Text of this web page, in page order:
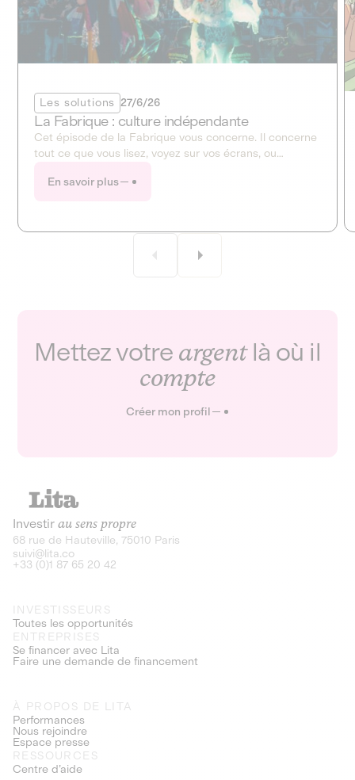
Les solutions 27/6/26
La Fabrique : culture indépendante
Cet épisode de la Fabrique vous concerne. Il concerne
tout ce que vous lisez, voyez sur vos écrans, ou
grand le dossier de la culture et des médias !
En savoir plus
Mettez votre argentlà où il
compte
Créer mon profil
Investir au sens propre
68 rue de Hauteville, 75010 Paris
suivi@lita.co
+33 (0)1 87 65 20 42
INVESTISSEURS
Toutes les opportunités
ENTREPRISES
Se financer avec Lita
Faire une demande de financement
À PROPOS DE LITA
Performances
Nous rejoindre
Espace presse
RESSOURCES
Centre d’aide